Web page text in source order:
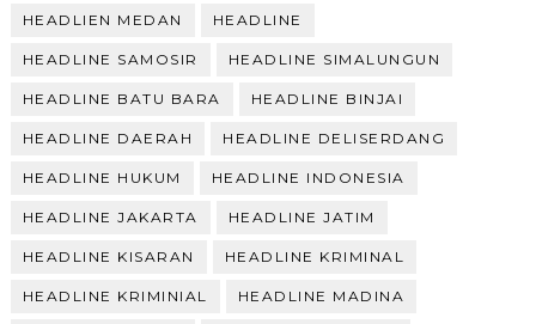
HEADLIEN MEDAN HEADLINE
HEADLINE SAMOSIR HEADLINE SIMALUNGUN
HEADLINE BATU BARA HEADLINE BINJAI
HEADLINE DAERAH HEADLINE DELISERDANG
HEADLINE HUKUM HEADLINE INDONESIA
HEADLINE JAKARTA HEADLINE JATIM
HEADLINE KISARAN HEADLINE KRIMINAL
HEADLINE KRIMINIAL HEADLINE MADINA